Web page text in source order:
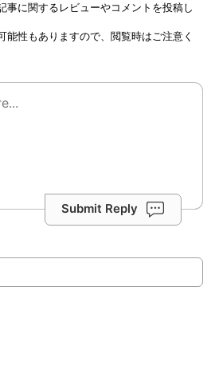
事に関するレビューやコメントを投稿し
能性もありますので、閲覧時はご注意く
Submit Reply